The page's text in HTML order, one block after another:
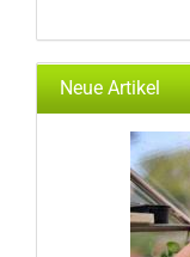
Neue Artikel